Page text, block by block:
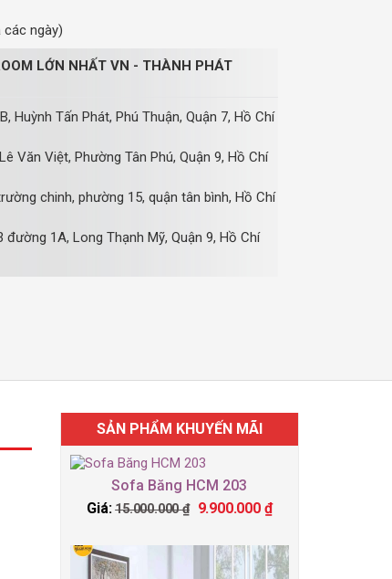
các ngày)
LỚN NHẤT VN - THÀNH PHÁT
Huỳnh Tấn Phát, Phú Thuận, Quận 7, Hồ Chí
Văn Việt, Phường Tân Phú, Quận 9, Hồ Chí
chinh, phường 15, quận tân bình, Hồ Chí
đường 1A, Long Thạnh Mỹ, Quận 9, Hồ Chí
SẢN PHẨM KHUYẾN MÃI
Sofa Băng HCM 203
Giá: 15.000.000₫ 9.900.000 ₫